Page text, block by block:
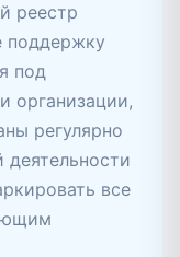
реестр
поддержку
под
организации,
регулярно
деятельности
все